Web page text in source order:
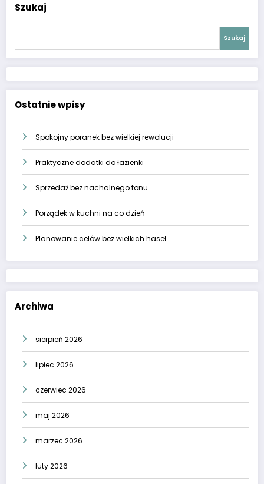
Szukaj
Szukaj
Ostatnie wpisy
Spokojny poranek bez wielkiej rewolucji
Praktyczne dodatki do łazienki
Sprzedaż bez nachalnego tonu
Porządek w kuchni na co dzień
Planowanie celów bez wielkich haseł
Archiwa
sierpień 2026
lipiec 2026
czerwiec 2026
maj 2026
marzec 2026
luty 2026